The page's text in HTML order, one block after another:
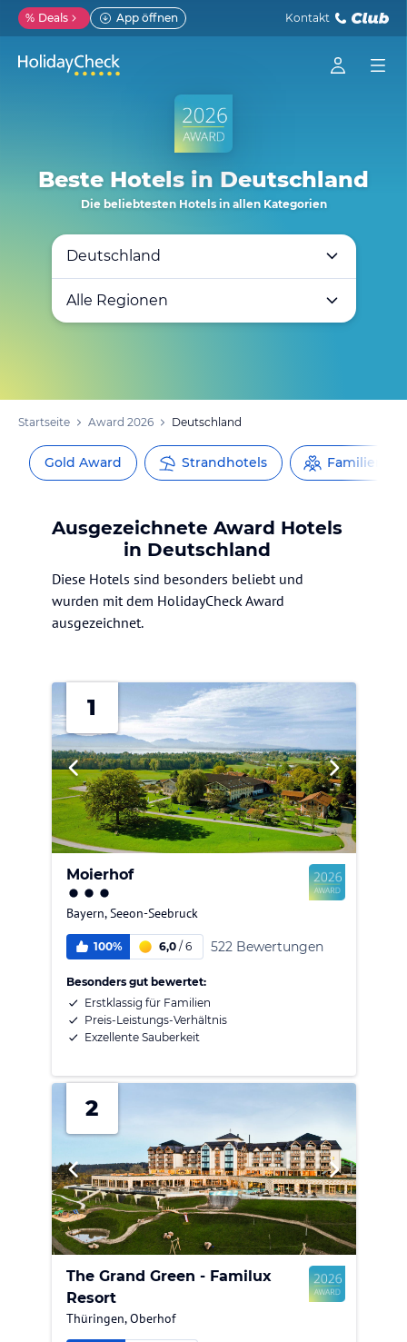
% Deals App öffnen Kontakt
Beste Hotels in Deutschland
Die beliebtesten Hotels in allen Kategorien
Deutschland
Alle Regionen
Startseite Award 2026 Deutschland
Gold Award Strandhotels
Ausgezeichnete Award Hotels
in Deutschland
Diese Hotels sind besonders beliebt und
wurden mit dem HolidayCheck Award
ausgezeichnet.
1
Moierhof
Bayern,Seeon-Seebruck
100% 6,0/ 6 522 Bewertungen
Besonders gut bewertet:
Erstklassig für Familien
Preis-Leistungs-Verhältnis
Exzellente Sauberkeit
2
The Grand Green - Familux
Resort
Thüringen,Oberhof